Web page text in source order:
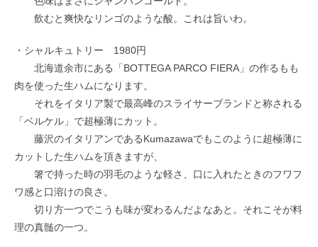
飲むと爽快なリンゴのような酸。これは旨いわ。
・シャルキュトリー 1980円
北海道余市にある「BOTTEGA PARCO FIERA」の作るもも
肉を使った生ハムになります。
それをイタリア製で最高峰のスライサーブランドと称される
「ベルケル」で超極薄にカット。
藤沢のイタリアンであるKumazawaでもこのように超極薄に
カットした生ハムを頂きますが、
箸で持った時の羽毛のような軽さ、口に入れたときのフワフ
ワ感と口溶けの良さ。
切り方一つでこうも味が変わるんだよなあと。それこそが料
理の真髄の一つ。